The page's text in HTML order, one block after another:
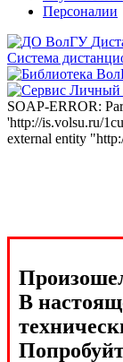
Персоналии
Система
SOAP-ERROR:
'http://is.volsu.ru/
external entity
В